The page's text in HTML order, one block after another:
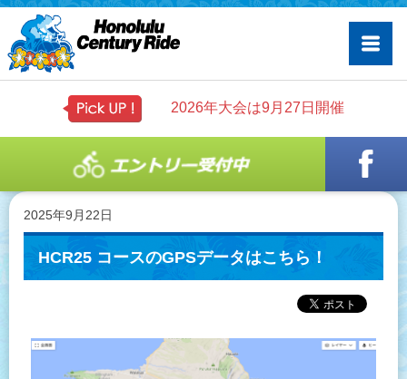
2026年大会は9月27日開催
2025年9月22日
HCR25 コースのGPSデータはこちら！